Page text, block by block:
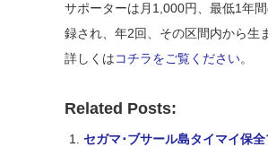
サポーターは月1,000円、最低1年
録され、年2回、その区間内から生
詳しくはコチラをご覧ください。
Related Posts:
セガマ･ブサール島タイマイ保